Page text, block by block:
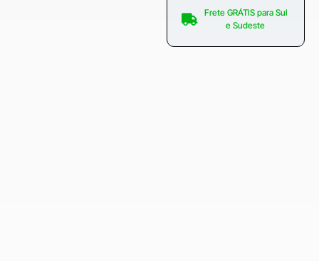
Frete GRÁTIS para Sul
e Sudeste